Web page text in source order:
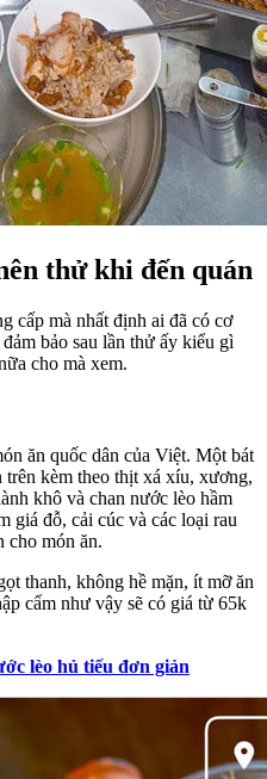
thử khi đến quán
cấp mà nhất định ai đã có cơ
bảo sau lần thử ấy kiểu gì
cho mà xem.
ăn quốc dân của Việt. Một bát
trên kèm theo thịt xá xíu, xương,
khô và chan nước lèo hầm
giá đỗ, cải cúc và các loại rau
cho món ăn.
thanh, không hề mặn, ít mỡ ăn
cẩm như vậy sẽ có giá từ 65k
lèo hủ tiếu đơn giản